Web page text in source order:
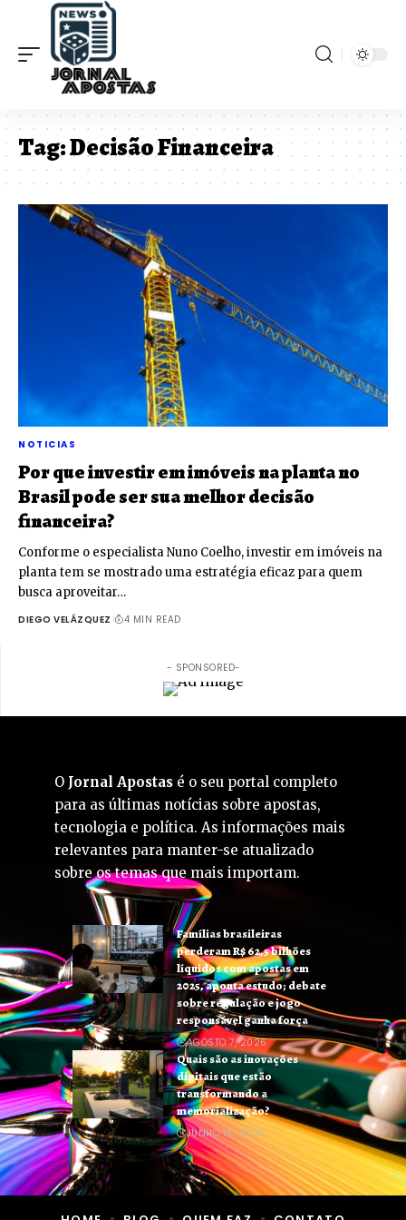
Tag:Decisão Financeira
NOTICIAS
Por que investir em imóveis na planta no
Brasil pode ser sua melhor decisão
financeira?
Conforme o especialista Nuno Coelho, investir em imóveis na
planta tem se mostrado uma estratégia eficaz para quem
busca aproveitar…
DIEGO VELÁZQUEZ 4 MIN READ
- SPONSORED-
O Jornal Apostas é o seu portal completo
para as últimas notícias sobre apostas,
tecnologia e política. As informações mais
relevantes para manter-se atualizado
sobre os temas que mais importam.
Famílias brasileiras
perderam R$ 62,5 bilhões
líquidos com apostas em
2025, aponta estudo; debate
sobre regulação e jogo
responsável ganha força
AGOSTO 7, 2026
Quais são as inovações
digitais que estão
transformando a
memorialização?
JUNHO 16, 2026